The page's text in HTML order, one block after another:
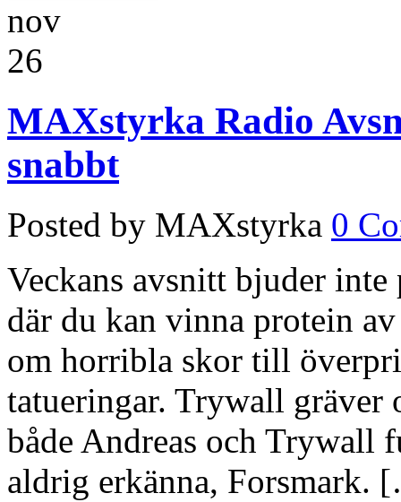
nov
26
MAXstyrka Radio
snabbt
Posted by MAXstyrka 0
Veckans avsnitt bjuder
där du kan vinna protein
om horribla skor till
tatueringar. Trywall gräver
både Andreas och Trywall
aldrig erkänna, Forsmark.